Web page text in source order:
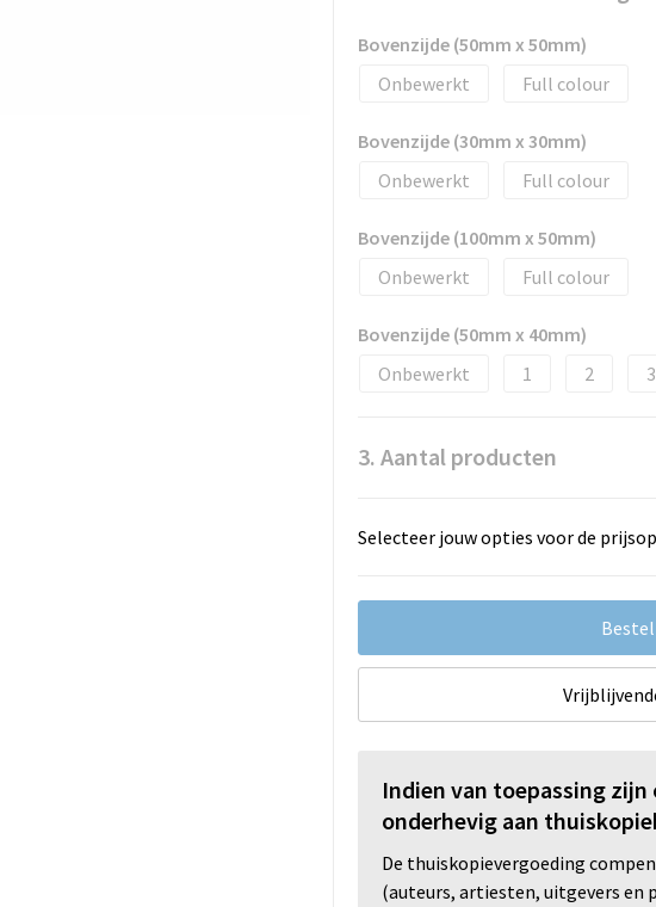
Bovenzijde (50mm x 50mm)
Onbewerkt
Full colour
Bovenzijde (30mm x 30mm)
Onbewerkt
Full colour
Bovenzijde (100mm x 50mm)
Onbewerkt
Full colour
Bovenzijde (50mm x 40mm)
Onbewerkt
1 2 3
3. Aantal producten
Selecteer jouw opties voor de
Indien van toepassing
onderhevig aan
De thuiskopievergoeding
(auteurs, artiesten, uitgevers en